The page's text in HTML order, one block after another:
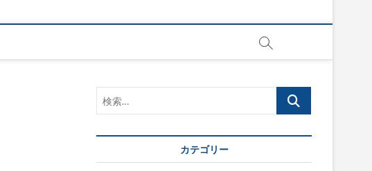
索…
カテゴリー